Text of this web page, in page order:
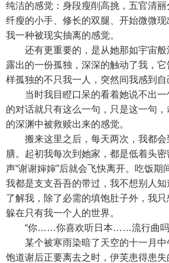
纯洁的感觉：身段瘦削高挑，五官清丽
纤瘦的小手、修长的双腿、开始微微
我一种被现实抽离的感觉。
还有更重要的，是从她那如宇宙般
露出的一份孤独，深深的触动了我，
样孤独的不只我一人，突然间我感到自
当时我目瞪口呆的看着她说不出一
的对话就只有这么一句，只是这一句
的深渊中被救赎出来的感觉。
搬来这里之后，每天两次，我都会
膳。起初我每次到她家，都是低着头
声“谢谢婶婶”后就会飞快离开。吃饭期
我都是支支吾吾的带过，我不想别人知
了解我，除了必需的填饱肚子外，我只
躲在只有我一个人的世界。
“你……你喜欢听日本……流行曲吗
某个被寒雨染暗了天空的十一月中
饱道谢后正要离去之时，伊芙患得患